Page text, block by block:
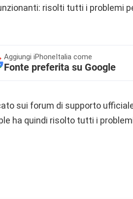
risolti tutti i problemi
Aggiungi iPhoneItalia come
Fonte preferita su Google
sui forum di supporto
ha quindi risolto tutti i